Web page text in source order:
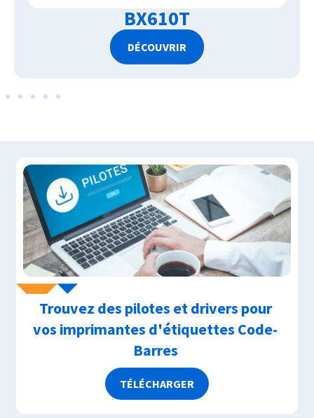
BX610T
DÉCOUVRIR
Trouvez des pilotes et drivers pour
vos imprimantes d'étiquettes Code-
Barres
TÉLÉCHARGER